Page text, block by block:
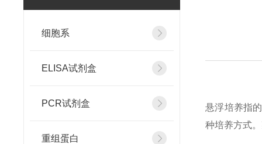
细胞系
ELISA试剂盒
PCR试剂盒
重组蛋白
悬浮培养指
种培养方式